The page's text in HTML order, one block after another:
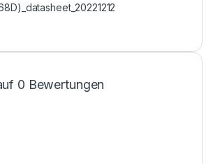
0 Bewertungen